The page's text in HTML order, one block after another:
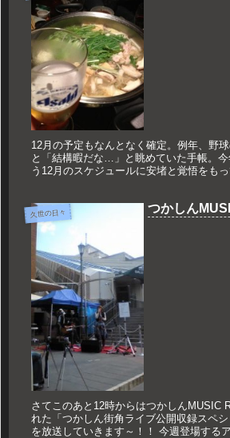
12月の予定もなんとなく確定。例年、野
と「結構暇だな…」と眺めていた手帳。
う12月のスケジュールに安堵と覚悟をも
久世の日々 つかしん
さてこのあと12時からはつかしんMUSIC
れた「つかしん街角ライブ公開収録スペ
を放送していきます～！！ 今週登場する